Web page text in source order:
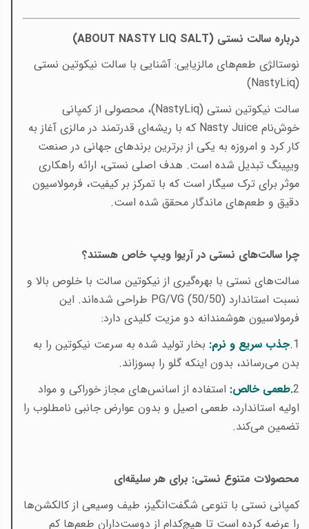
درباره سالت نستی (ABOUT NASTY LIQ SALT)
نوستالژی طعم‌های مالزیایی: آشنایی با سالت نیکوتین نستی
(NastyLiq)
سالت نیکوتین نستی(NastyLiq)
، محصولی از کمپانی
خوش‌نامNasty Juice
که با ریشه‌ای قدرتمند در مالزی آغاز به
کار کرد و امروزه به یکی از برترین برندهای جهانی در صنعت
ویپینگ تبدیل شده است. هدف اصلی نستی، ارائه راهکاری
موثر برای ترک سیگار است که با تمرکز بر کیفیت، فرمولاسیون
دقیق و طعم‌های ماندگار محقق شده است.
چرا سالت‌های نستی در آریوا ویپ خاص هستند؟
سالت‌های نستی با بهره‌گیری از نیکوتین سالت با خلوص بالا و
نسبت استانداردPG/VG (50/50)
طراحی شده‌اند. این
فرمولاسیون هوشمندانه دو مزیت کلیدی دارد:
1
.جذب سریع و نرم: بخار تولید شده به سرعت نیکوتین را به
بدن می‌رساند، بدون اینکه گلو را بسوزاند.
2
.طعمی خالص: استفاده از اسانس‌های مجاز خوراکی و مواد
اولیه استاندارد، طعمی اصیل و بدون عوارض جانبی نامطلوب را
تضمین می‌کند.
محصولات متنوع نستی: برای هر سلیقه‌ای
کمپانی نستی با تنوعی شگفت‌انگیز، طیف وسیعی از کالکشن‌ها
را عرضه کرده است تا هیچ‌کدام از دوست‌داران طعم‌ها کم